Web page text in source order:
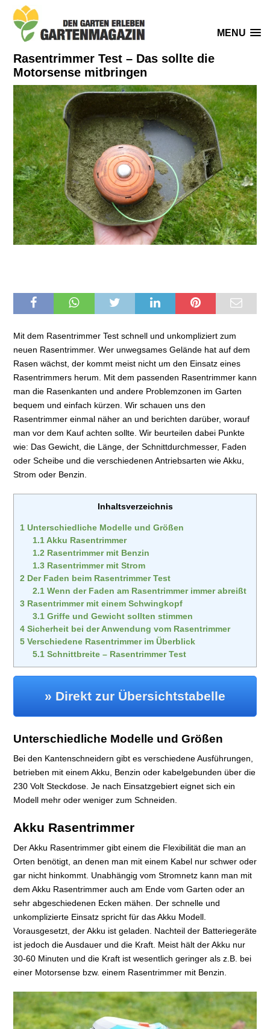
MENU
Rasentrimmer Test – Das sollte die
Motorsense mitbringen
Mit dem Rasentrimmer Test schnell und unkompliziert zum
neuen Rasentrimmer. Wer unwegsames Gelände hat auf dem
Rasen wächst, der kommt meist nicht um den Einsatz eines
Rasentrimmers herum. Mit dem passenden Rasentrimmer kann
man die Rasenkanten und andere Problemzonen im Garten
bequem und einfach kürzen. Wir schauen uns den
Rasentrimmer einmal näher an und berichten darüber, worauf
man vor dem Kauf achten sollte. Wir beurteilen dabei Punkte
wie: Das Gewicht, die Länge, der Schnittdurchmesser, Faden
oder Scheibe und die verschiedenen Antriebsarten wie Akku,
Strom oder Benzin.
Inhaltsverzeichnis
1 Unterschiedliche Modelle und Größen
1.1Akku Rasentrimmer
1.2Rasentrimmer mit Benzin
1.3Rasentrimmer mit Strom
2 Der Faden beim Rasentrimmer Test
2.1Wenn der Faden am Rasentrimmer immer abreißt
3 Rasentrimmer mit einem Schwingkopf
3.1Griffe und Gewicht sollten stimmen
4 Sicherheit bei der Anwendung vom Rasentrimmer
5 Verschiedene Rasentrimmer im Überblick
5.1Schnittbreite – Rasentrimmer Test
» Direkt zur Übersichtstabelle
Unterschiedliche Modelle und Größen
Bei den Kantenschneidern gibt es verschiedene Ausführungen,
betrieben mit einem Akku, Benzin oder kabelgebunden über die
230 Volt Steckdose. Je nach Einsatzgebiert eignet sich ein
Modell mehr oder weniger zum Schneiden.
Akku Rasentrimmer
Der Akku Rasentrimmer gibt einem die Flexibilität die man an
Orten benötigt, an denen man mit einem Kabel nur schwer oder
gar nicht hinkommt. Unabhängig vom Stromnetz kann man mit
dem Akku Rasentrimmer auch am Ende vom Garten oder an
sehr abgeschiedenen Ecken mähen. Der schnelle und
unkomplizierte Einsatz spricht für das Akku Modell.
Vorausgesetzt, der Akku ist geladen. Nachteil der Batteriegeräte
ist jedoch die Ausdauer und die Kraft. Meist hält der Akku nur
30-60 Minuten und die Kraft ist wesentlich geringer als z.B. bei
einer Motorsense bzw. einem Rasentrimmer mit Benzin.